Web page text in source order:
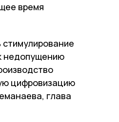
время
недопущению
цифровизацию
глава